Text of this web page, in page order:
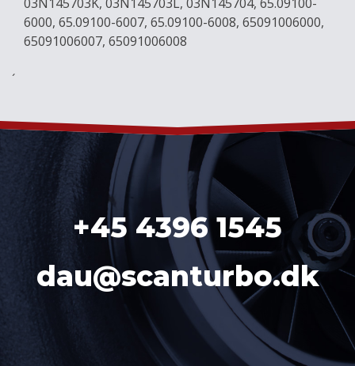
6000, 65.09100-6007, 65.09100-6008, 65091006000,
65091006007, 65091006008
´
+45 4396 1545
dau@scanturbo.dk